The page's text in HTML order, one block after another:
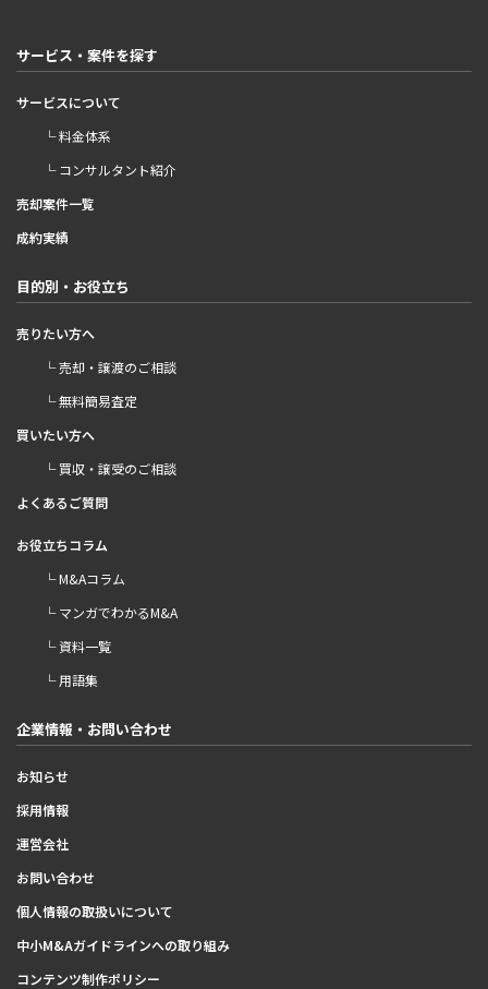
サービス・案件を探す
サービスについて
└ 料金体系
└ コンサルタント紹介
売却案件一覧
成約実績
目的別・お役立ち
売りたい方へ
└ 売却・譲渡のご相談
└ 無料簡易査定
買いたい方へ
└ 買収・譲受のご相談
よくあるご質問
お役立ちコラム
└ M&Aコラム
└ マンガでわかるM&A
└ 資料一覧
└ 用語集
企業情報・お問い合わせ
お知らせ
採用情報
運営会社
お問い合わせ
個人情報の取扱いについて
中小M&Aガイドラインへの取り組み
コンテンツ制作ポリシー